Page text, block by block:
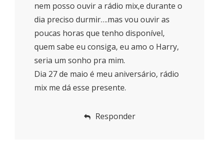
nem posso ouvir a rádio mix,e durante o
dia preciso durmir….mas vou ouvir as
poucas horas que tenho disponível,
quem sabe eu consiga, eu amo o Harry,
seria um sonho pra mim.
Dia 27 de maio é meu aniversário, rádio
mix me dá esse presente.
Responder